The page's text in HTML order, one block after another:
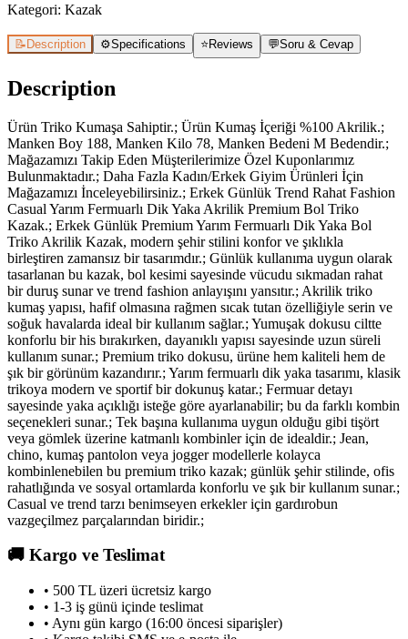
Kategori: Kazak
📝 Description ⚙️Specifications ⭐Reviews 💬Soru & Cevap
Description
Ürün Triko Kumaşa Sahiptir.; Ürün Kumaş İçeriği %100 Akrilik.;
Manken Boy 188, Manken Kilo 78, Manken Bedeni M Bedendir.;
Mağazamızı Takip Eden Müşterilerimize Özel Kuponlarımız
Bulunmaktadır.; Daha Fazla Kadın/Erkek Giyim Ürünleri İçin
Mağazamızı İnceleyebilirsiniz.; Erkek Günlük Trend Rahat Fashion
Casual Yarım Fermuarlı Dik Yaka Akrilik Premium Bol Triko
Kazak.; Erkek Günlük Premium Yarım Fermuarlı Dik Yaka Bol
Triko Akrilik Kazak, modern şehir stilini konfor ve şıklıkla
birleştiren zamansız bir tasarımdır.; Günlük kullanıma uygun olarak
tasarlanan bu kazak, bol kesimi sayesinde vücudu sıkmadan rahat
bir duruş sunar ve trend fashion anlayışını yansıtır.; Akrilik triko
kumaş yapısı, hafif olmasına rağmen sıcak tutan özelliğiyle serin ve
soğuk havalarda ideal bir kullanım sağlar.; Yumuşak dokusu ciltte
konforlu bir his bırakırken, dayanıklı yapısı sayesinde uzun süreli
kullanım sunar.; Premium triko dokusu, ürüne hem kaliteli hem de
şık bir görünüm kazandırır.; Yarım fermuarlı dik yaka tasarımı, klasik
trikoya modern ve sportif bir dokunuş katar.; Fermuar detayı
sayesinde yaka açıklığı isteğe göre ayarlanabilir; bu da farklı kombin
seçenekleri sunar.; Tek başına kullanıma uygun olduğu gibi tişört
veya gömlek üzerine katmanlı kombinler için de idealdir.; Jean,
chino, kumaş pantolon veya jogger modellerle kolayca
kombinlenebilen bu premium triko kazak; günlük şehir stilinde, ofis
rahatlığında ve sosyal ortamlarda konforlu ve şık bir kullanım sunar.;
Casual ve trend tarzı benimseyen erkekler için gardırobun
vazgeçilmez parçalarından biridir.;
🚚 Kargo ve Teslimat
• 500 TL üzeri ücretsiz kargo
• 1-3 iş günü içinde teslimat
• Aynı gün kargo (16:00 öncesi siparişler)